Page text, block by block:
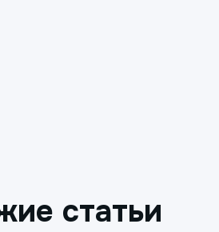
статьи